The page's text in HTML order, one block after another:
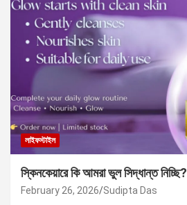
লাইফস্টাইল
স্কিনকেয়ারে কি আমরা ভুল সিদ্ধান্ত নিচ্ছি?
February 26, 2026 Sudipta Das